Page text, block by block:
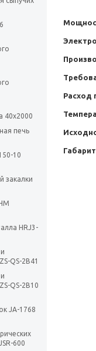
40х2000
печь
10
закалки
HRJ3-
QS-2B41
QS-2B10
JA-1768
600
Расход